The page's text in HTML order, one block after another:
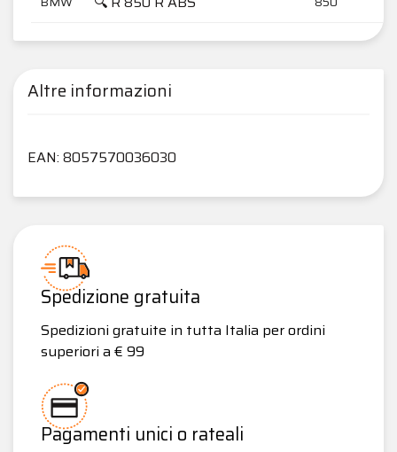
Altre informazioni
EAN: 8057570036030
Spedizione gratuita
Spedizioni gratuite in tutta Italia per ordini
superiori a € 99
Pagamenti unici o rateali